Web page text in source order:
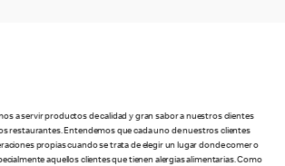
a servir productos de calidad y gran sabor a nuestros clientes
restaurantes. Entendemos que cada uno de nuestros clientes
propias cuando se trata de elegir un lugar donde comer o
aquellos clientes que tienen alergias alimentarias. Como